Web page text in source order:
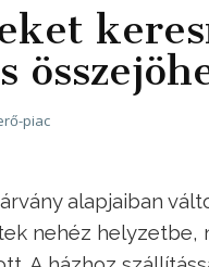
piac
alapjaiban
nehéz helyzetbe,